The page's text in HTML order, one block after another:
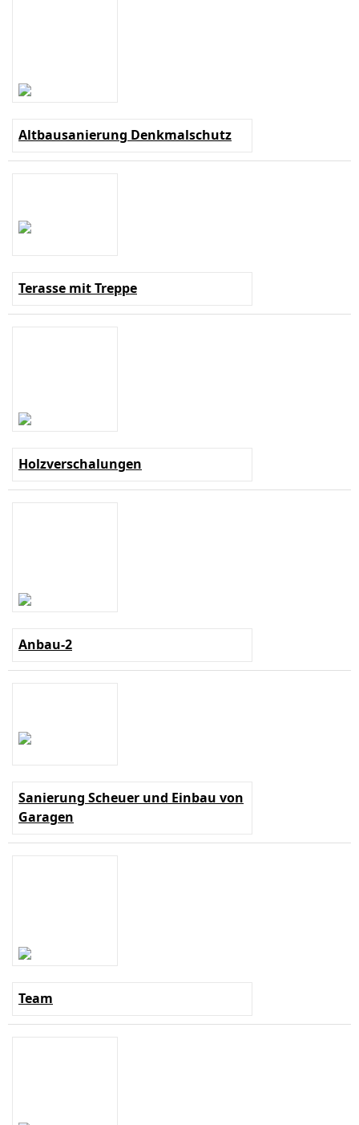
Altbausanierung Denkmalschutz
Terasse mit Treppe
Holzverschalungen
Anbau-2
Sanierung Scheuer und Einbau von
Garagen
Team